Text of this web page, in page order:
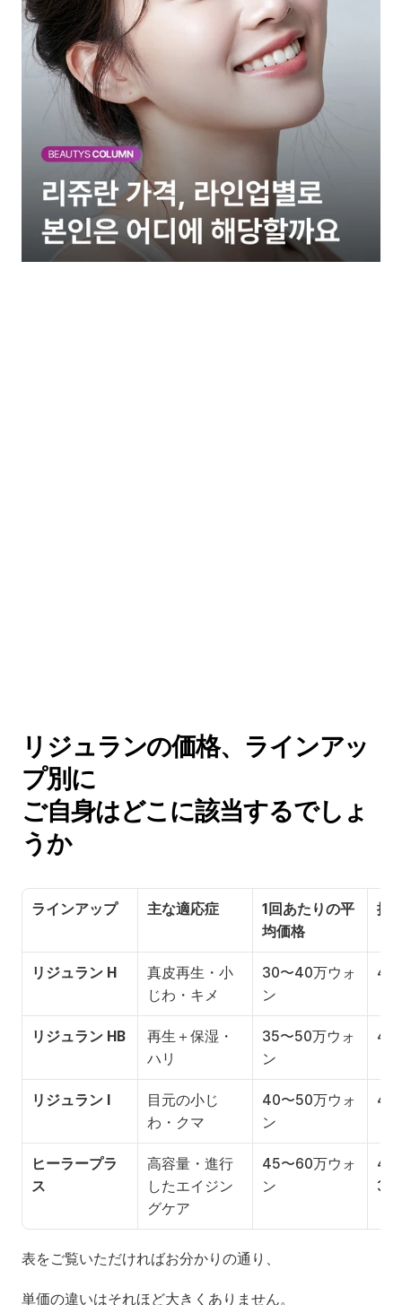
リジュランの価格、ラインアッ
プ別に
ご自身はどこに該当するでしょ
うか
ラインアップ 主な適応症
1回あたりの平
均価格
推
リジュラン H
真皮再生・小
じわ・キメ
30〜40万ウォ
ン
4
リジュラン HB
再生＋保湿・
ハリ
35〜50万ウォ
ン
4
リジュラン I
目元の小じ
わ・クマ
40〜50万ウォ
ン
4
ヒーラープラ
ス
高容量・進行
したエイジン
グケア
45〜60万ウォ
ン
4
3回
表をご覧いただければお分かりの通り、
単価の違いはそれほど大きくありません。